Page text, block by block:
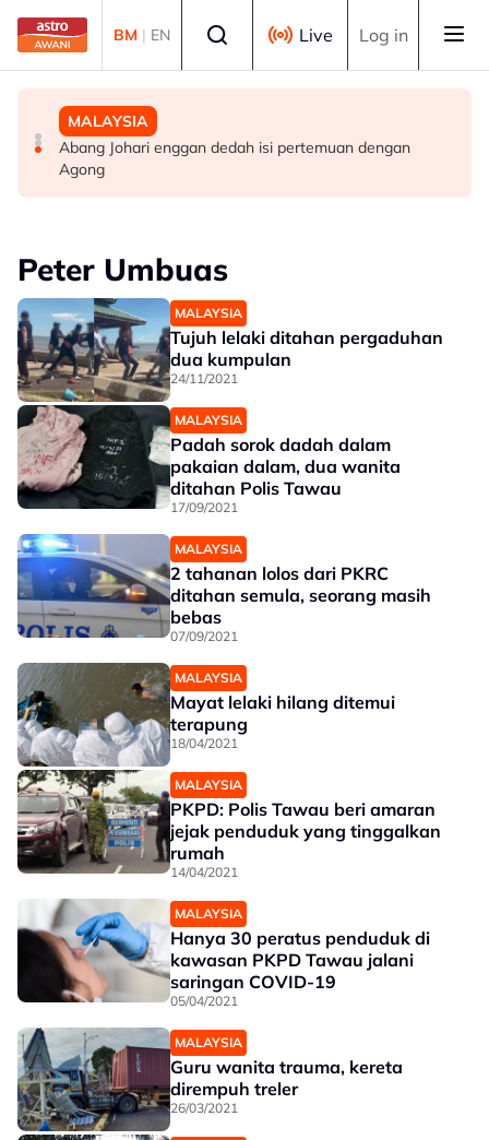
Skip to main content
BM | EN Live Log in
MALAYSIA
Perak teliti bantuan kepada lebih 1,200 pesawah
terjejas cuaca panas, bekalan air
MALAYSIA
Polis siasat pemilik, motif bagasi disyaki mengandungi
bahan letupan
MALAYSIA
Abang Johari enggan dedah isi pertemuan dengan
Agong
Peter Umbuas
MALAYSIA
Tujuh lelaki ditahan pergaduhan
dua kumpulan
24/11/2021
MALAYSIA
Padah sorok dadah dalam
pakaian dalam, dua wanita
ditahan Polis Tawau
17/09/2021
MALAYSIA
2 tahanan lolos dari PKRC
ditahan semula, seorang masih
bebas
07/09/2021
MALAYSIA
Mayat lelaki hilang ditemui
terapung
18/04/2021
MALAYSIA
PKPD: Polis Tawau beri amaran
jejak penduduk yang tinggalkan
rumah
14/04/2021
MALAYSIA
Hanya 30 peratus penduduk di
kawasan PKPD Tawau jalani
saringan COVID-19
05/04/2021
MALAYSIA
Guru wanita trauma, kereta
dirempuh treler
26/03/2021